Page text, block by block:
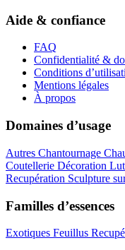
Aide & confiance
FAQ
Confidentialité &
Conditions
Mentions légales
À propos
Domaines d’usage
Autres Chantournage
Coutellerie Décoration
Recupération Sculpture
Familles d’essences
Exotiques Feuillus